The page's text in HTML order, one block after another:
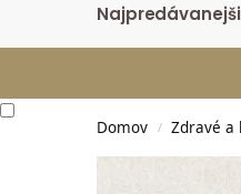
Domov / Zdravé a